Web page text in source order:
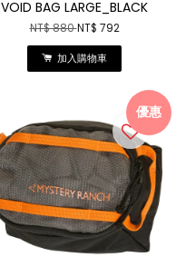
VOID BAG LARGE_BLACK
NT$ 880NT$ 792
加入購物車
優惠